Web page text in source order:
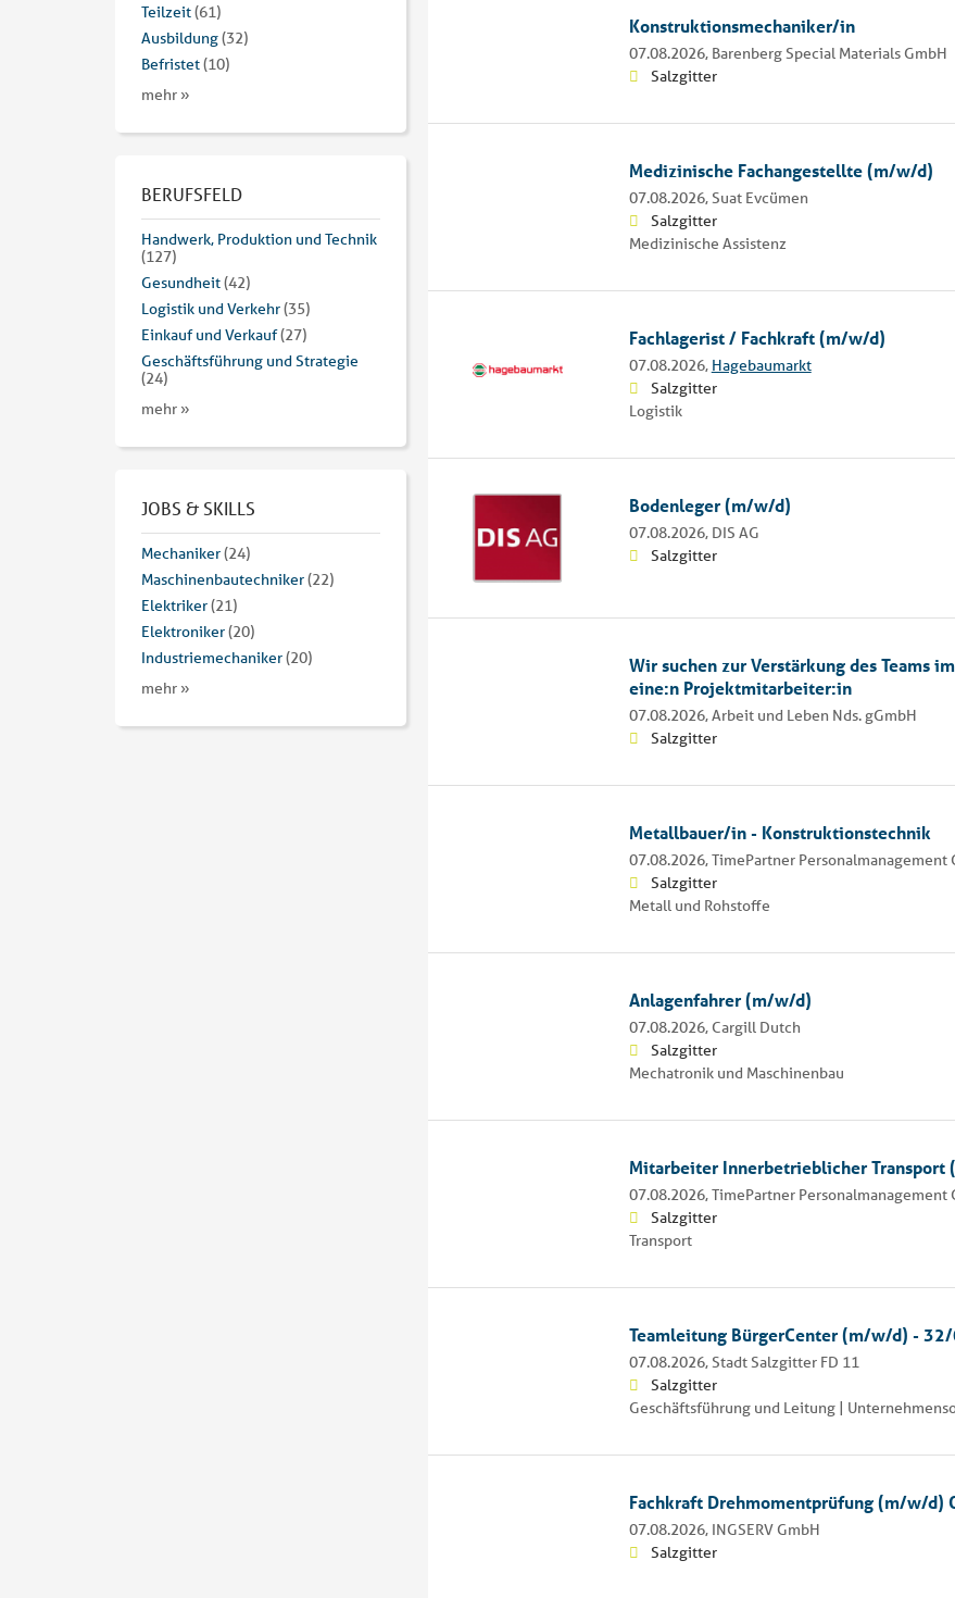
Konstruktionsmechaniker/in
07.08.2026, Barenberg Special Materials GmbH
Salzgitter
Medizinische Fachangestellte (m/w/d)
07.08.2026, Suat Evcümen
Salzgitter
Medizinische Assistenz
Fachlagerist / Fachkraft (m/w/d)
07.08.2026, Hagebaumarkt
Salzgitter
Logistik
Bodenleger (m/w/d)
07.08.2026, DIS AG
Salzgitter
Wir suchen zur Verstärkung des Teams
eine:n Projektmitarbeiter:in
07.08.2026,Arbeit und Leben Nds. gGmbH
Salzgitter
Metallbauer/in - Konstruktionstechnik
07.08.2026,TimePartner Personalmanagement
Salzgitter
Metall und Rohstoffe
Anlagenfahrer (m/w/d)
07.08.2026, Cargill Dutch
Salzgitter
Mechatronik und Maschinenbau
Mitarbeiter Innerbetrieblicher Transport
07.08.2026,TimePartner Personalmanagement
Salzgitter
Transport
Teamleitung BürgerCenter (m/w/d) -
07.08.2026,Stadt Salzgitter FD 11
Salzgitter
Geschäftsführung und Leitung |
Fachkraft Drehmomentprüfung (m/w/d)
07.08.2026, INGSERV GmbH
Salzgitter
Teilzeit(61)
Ausbildung(32)
Befristet(10)
mehr »
BERUFSFELD
Handwerk, Produktion und Technik
(127)
Gesundheit(42)
Logistik und Verkehr(35)
Einkauf und Verkauf(27)
Geschäftsführung und Strategie
(24)
mehr »
JOBS & SKILLS
Mechaniker(24)
Maschinenbautechniker(22)
Elektriker(21)
Elektroniker(20)
Industriemechaniker(20)
mehr »